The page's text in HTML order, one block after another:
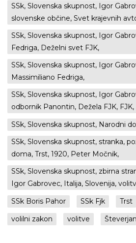
SSk, Slovenska skupnost, Igor
slovenske občine, Svet krajevnih
SSk, Slovenska skupnost, Igor
Fedriga, Deželni svet FJK,
SSk, Slovenska skupnost, Igor
Massimiliano Fedriga,
SSk, Slovenska skupnost, Igor
odbornik Panontin, Dežela FJK, FJK,
SSk, Slovenska skupnost, Narodni
SSk, Slovenska skupnost, stranka,
doma, Trst, 1920, Peter Močnik,
SSk, Slovenska skupnost, zbirna
Igor Gabrovec, Italija, Slovenija,
SSk Boris Pahor
SSk Fjk Trst
volilni zakon
volitve Števerjan